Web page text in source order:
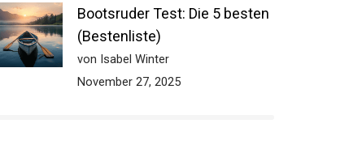
Bootsruder Test: Die 5 besten
(Bestenliste)
von Isabel Winter
November 27, 2025